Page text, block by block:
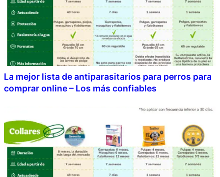
La mejor lista de antiparasitarios para perros para
comprar online – Los más confiables